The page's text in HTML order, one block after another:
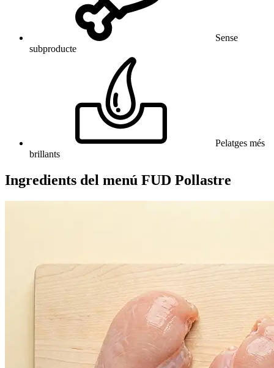
Sense
subproducte
Pelatges més
brillants
Ingredients del menú FUD Pollastre